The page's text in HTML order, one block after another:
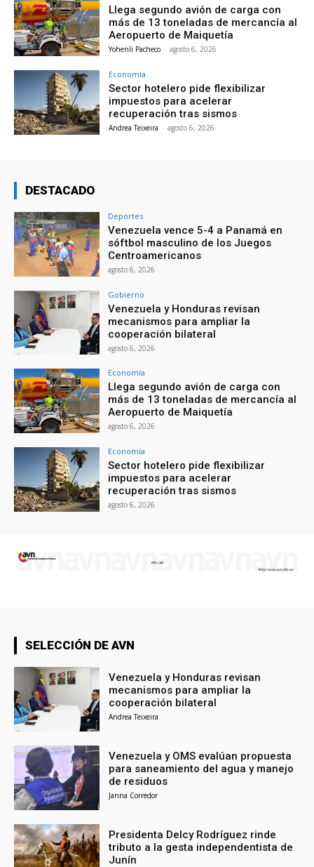
Llega segundo avión de carga con
más de 13 toneladas de mercancía al
Aeropuerto de Maiquetía
Yohenli Pacheco - agosto 6, 2026
Economía
Sector hotelero pide flexibilizar
impuestos para acelerar
recuperación tras sismos
Andrea Teixeira - agosto 6, 2026
DESTACADO
Deportes
Venezuela vence 5-4 a Panamá en
sóftbol masculino de los Juegos
Centroamericanos
agosto 6, 2026
Gobierno
Venezuela y Honduras revisan
mecanismos para ampliar la
cooperación bilateral
agosto 6, 2026
Economía
Llega segundo avión de carga con
más de 13 toneladas de mercancía al
Aeropuerto de Maiquetía
agosto 6, 2026
Economía
Sector hotelero pide flexibilizar
impuestos para acelerar
recuperación tras sismos
agosto 6, 2026
SELECCIÓN DE AVN
Venezuela y Honduras revisan
mecanismos para ampliar la
cooperación bilateral
Andrea Teixeira
Venezuela y OMS evalúan propuesta
para saneamiento del agua y manejo
de residuos
Janna Corredor
Presidenta Delcy Rodríguez rinde
tributo a la gesta independentista de
Junín